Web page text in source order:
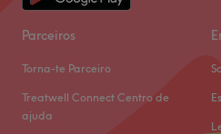
Parceiros
Torna-te Parceiro
Treatwell Connect Centro de
ajuda